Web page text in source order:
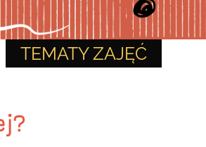
TEMATY ZAJĘĆ